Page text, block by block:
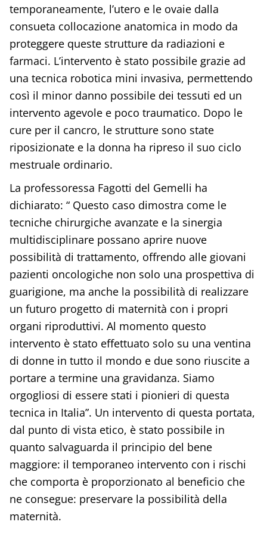
temporaneamente, l’utero e le ovaie dalla
consueta collocazione anatomica in modo da
proteggere queste strutture da radiazioni e
farmaci. L’intervento è stato possibile grazie ad
una tecnica robotica mini invasiva, permettendo
così il minor danno possibile dei tessuti ed un
intervento agevole e poco traumatico. Dopo le
cure per il cancro, le strutture sono state
riposizionate e la donna ha ripreso il suo ciclo
mestruale ordinario.
La professoressa Fagotti del Gemelli ha
dichiarato: “ Questo caso dimostra come le
tecniche chirurgiche avanzate e la sinergia
multidisciplinare possano aprire nuove
possibilità di trattamento, offrendo alle giovani
pazienti oncologiche non solo una prospettiva di
guarigione, ma anche la possibilità di realizzare
un futuro progetto di maternità con i propri
organi riproduttivi. Al momento questo
intervento è stato effettuato solo su una ventina
di donne in tutto il mondo e due sono riuscite a
portare a termine una gravidanza. Siamo
orgogliosi di essere stati i pionieri di questa
tecnica in Italia”. Un intervento di questa portata,
dal punto di vista etico, è stato possibile in
quanto salvaguarda il principio del bene
maggiore: il temporaneo intervento con i rischi
che comporta è proporzionato al beneficio che
ne consegue: preservare la possibilità della
maternità.